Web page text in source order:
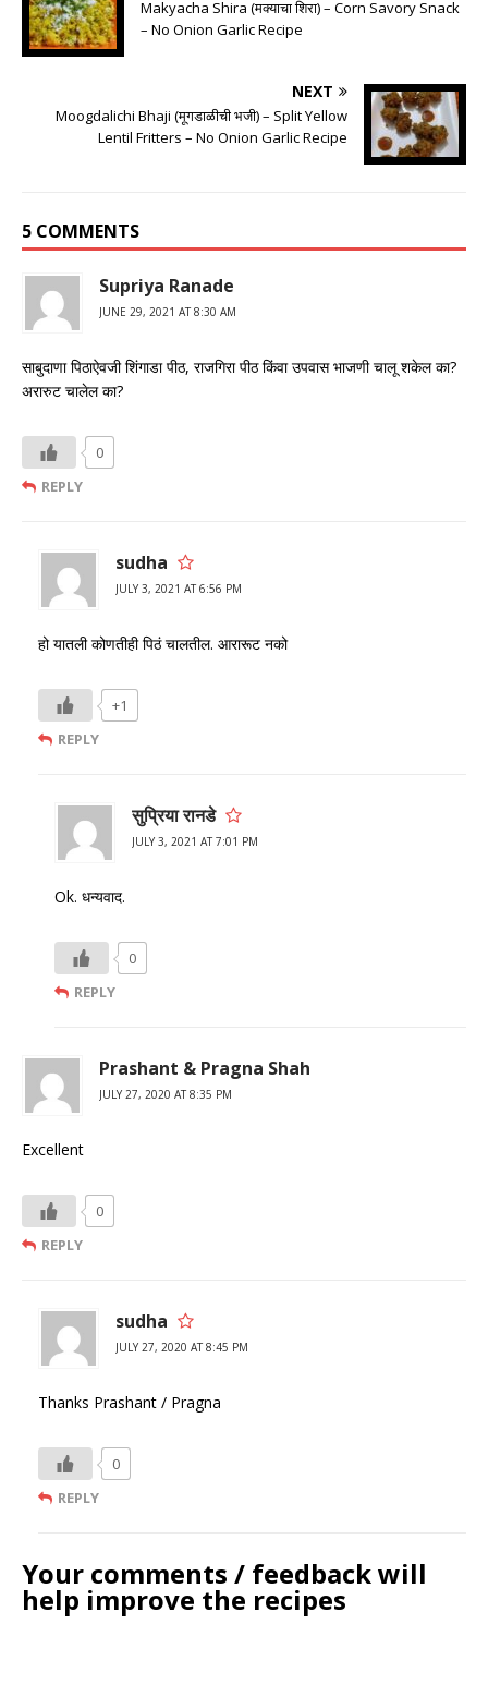
Makyacha Shira (मक्याचा शिरा) – Corn Savory Snack
– No Onion Garlic Recipe
NEXT
Moogdalichi Bhaji (मूगडाळीची भजी) – Split Yellow
Lentil Fritters – No Onion Garlic Recipe
5 COMMENTS
Supriya Ranade
JUNE 29, 2021 AT 8:30 AM
साबुदाणा पिठाऐवजी शिंगाडा पीठ, राजगिरा पीठ किंवा उपवास भाजणी चालू शकेल का?
अरारुट चालेल का?
0
REPLY
sudha
JULY 3, 2021 AT 6:56 PM
हो यातली कोणतीही पिठं चालतील. आरारूट नको
+1
REPLY
सुप्रिया रानडे
JULY 3, 2021 AT 7:01 PM
Ok. धन्यवाद.
0
REPLY
Prashant & Pragna Shah
JULY 27, 2020 AT 8:35 PM
Excellent
0
REPLY
sudha
JULY 27, 2020 AT 8:45 PM
Thanks Prashant / Pragna
0
REPLY
Your comments / feedback will
help improve the recipes